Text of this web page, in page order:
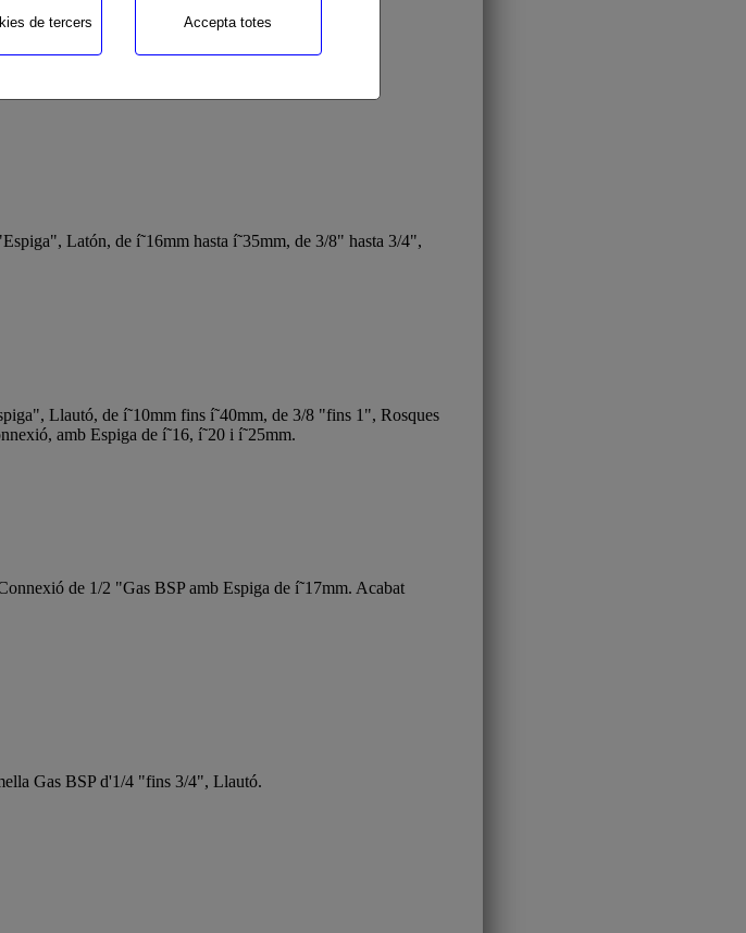
de tercers Accepta totes
Latón, de í˜16mm hasta í˜35mm, de 3/8" hasta 3/4",
Llautó, de í˜10mm fins í˜40mm, de 3/8 "fins 1", Rosques
amb Espiga de í˜16, í˜20 i í˜25mm.
de 1/2 "Gas BSP amb Espiga de í˜17mm. Acabat
Gas BSP d'1/4 "fins 3/4", Llautó.